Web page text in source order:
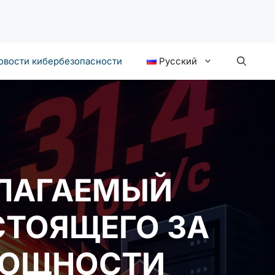
кибербезопасности Русский
ЗА